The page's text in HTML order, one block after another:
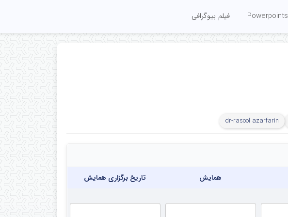
Powerpoints فیلم بیوگرافی
dr-rasool azarfarin
همایش تاریخ برگزاری همایش